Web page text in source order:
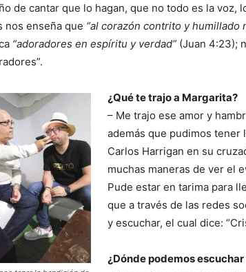
de cantar que lo hagan, que no todo es la voz,
nos enseña que “al corazón contrito y humillado
“adoradores en espíritu y verdad” (Juan 4:23);
¿Qué te trajo a Margarita?
– Me trajo ese amor y
además que pudimos tener
Carlos Harrigan en su
muchas maneras de ver el
Pude estar en tarima para
que a través de las redes
y escuchar, el cual dice:
¿Dónde podemos